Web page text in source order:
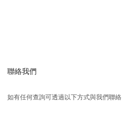
聯絡我們
如有任何查詢可透過以下方式與我們聯絡